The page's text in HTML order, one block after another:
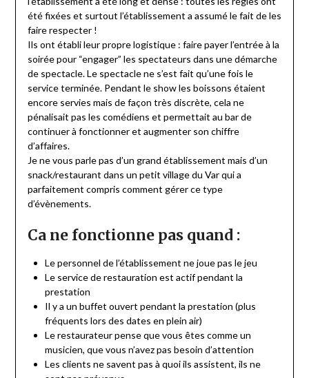
été fixées et surtout l’établissement a assumé le fait de les
faire respecter !
Ils ont établi leur propre logistique : faire payer l’entrée à la
soirée pour “engager” les spectateurs dans une démarche
de spectacle. Le spectacle ne s’est fait qu’une fois le
service terminée. Pendant le show les boissons étaient
encore servies mais de façon très discrète, cela ne
pénalisait pas les comédiens et permettait au bar de
continuer à fonctionner et augmenter son chiffre
d’affaires.
Je ne vous parle pas d’un grand établissement mais d’un
snack/restaurant dans un petit village du Var qui a
parfaitement compris comment gérer ce type
d’évènements.
Ca ne fonctionne pas quand :
Le personnel de l’établissement ne joue pas le jeu
Le service de restauration est actif pendant la
prestation
Il y a un buffet ouvert pendant la prestation (plus
fréquents lors des dates en plein air)
Le restaurateur pense que vous êtes comme un
musicien, que vous n’avez pas besoin d’attention
Les clients ne savent pas à quoi ils assistent, ils ne